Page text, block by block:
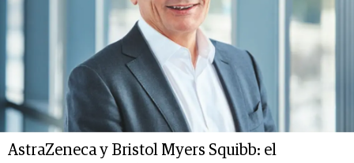
AstraZeneca y Bristol Myers Squibb: el